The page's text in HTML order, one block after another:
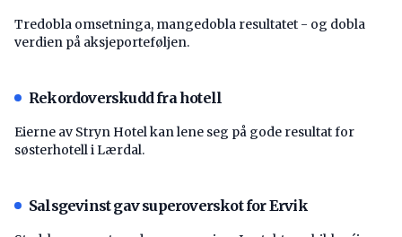
Tredobla omsetninga, mangedobla resultatet - og dobla
verdien på aksjeporteføljen.
Rekordoverskudd fra hotell
Eierne av Stryn Hotel kan lene seg på gode resultat for
søsterhotell i Lærdal.
Salsgevinst gav superoverskot for Ervik